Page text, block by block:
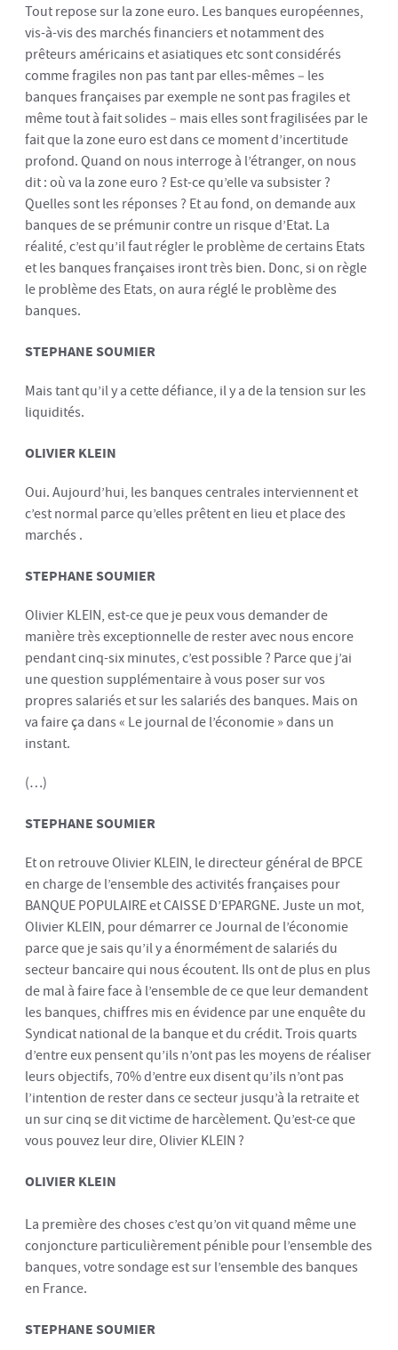
Tout repose sur la zone euro. Les banques européennes,
vis-à-vis des marchés financiers et notamment des
prêteurs américains et asiatiques etc sont considérés
comme fragiles non pas tant par elles-mêmes – les
banques françaises par exemple ne sont pas fragiles et
même tout à fait solides – mais elles sont fragilisées par le
fait que la zone euro est dans ce moment d’incertitude
profond. Quand on nous interroge à l’étranger, on nous
dit : où va la zone euro ? Est-ce qu’elle va subsister ?
Quelles sont les réponses ? Et au fond, on demande aux
banques de se prémunir contre un risque d’Etat. La
réalité, c’est qu’il faut régler le problème de certains Etats
et les banques françaises iront très bien. Donc, si on règle
le problème des Etats, on aura réglé le problème des
banques.
STEPHANE SOUMIER
Mais tant qu’il y a cette défiance, il y a de la tension sur les
liquidités.
OLIVIER KLEIN
Oui. Aujourd’hui, les banques centrales interviennent et
c’est normal parce qu’elles prêtent en lieu et place des
marchés .
STEPHANE SOUMIER
Olivier KLEIN, est-ce que je peux vous demander de
manière très exceptionnelle de rester avec nous encore
pendant cinq-six minutes, c’est possible ? Parce que j’ai
une question supplémentaire à vous poser sur vos
propres salariés et sur les salariés des banques. Mais on
va faire ça dans « Le journal de l’économie » dans un
instant.
(…)
STEPHANE SOUMIER
Et on retrouve Olivier KLEIN, le directeur général de BPCE
en charge de l’ensemble des activités françaises pour
BANQUE POPULAIRE et CAISSE D’EPARGNE. Juste un mot,
Olivier KLEIN, pour démarrer ce Journal de l’économie
parce que je sais qu’il y a énormément de salariés du
secteur bancaire qui nous écoutent. Ils ont de plus en plus
de mal à faire face à l’ensemble de ce que leur demandent
les banques, chiffres mis en évidence par une enquête du
Syndicat national de la banque et du crédit. Trois quarts
d’entre eux pensent qu’ils n’ont pas les moyens de réaliser
leurs objectifs, 70% d’entre eux disent qu’ils n’ont pas
l’intention de rester dans ce secteur jusqu’à la retraite et
un sur cinq se dit victime de harcèlement. Qu’est-ce que
vous pouvez leur dire, Olivier KLEIN ?
OLIVIER KLEIN
La première des choses c’est qu’on vit quand même une
conjoncture particulièrement pénible pour l’ensemble des
banques, votre sondage est sur l’ensemble des banques
en France.
STEPHANE SOUMIER